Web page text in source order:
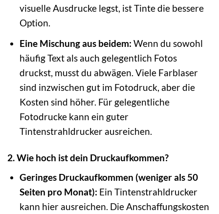
visuelle Ausdrucke legst, ist Tinte die bessere
Option.
Eine Mischung aus beidem: Wenn du sowohl
häufig Text als auch gelegentlich Fotos
druckst, musst du abwägen. Viele Farblaser
sind inzwischen gut im Fotodruck, aber die
Kosten sind höher. Für gelegentliche
Fotodrucke kann ein guter
Tintenstrahldrucker ausreichen.
2. Wie hoch ist dein Druckaufkommen?
Geringes Druckaufkommen (weniger als 50
Seiten pro Monat): Ein Tintenstrahldrucker
kann hier ausreichen. Die Anschaffungskosten